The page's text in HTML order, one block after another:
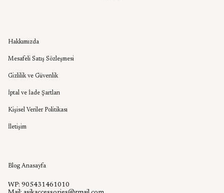
Hakkımızda
Mesafeli Satış Sözleşmesi
Gizlilik ve Güvenlik
İptal ve İade Şartları
Kişisel Veriler Politikası
İletişim
Blog Anasayfa
WP: 905431461010